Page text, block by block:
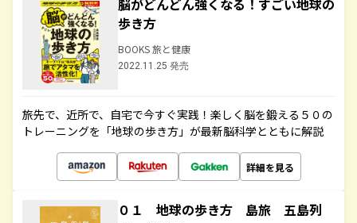
脳がどんどん強くなる！すごい地球の
歩き方
BOOKS 旅と健康
2022.11.25 発売
旅先で、近所で、自宅で今すぐ実践！楽しく脳を鍛える５０の
トレーニングを「地球の歩き方」が最新脳科学とともに解説
詳細を見る
０１ 地球の歩き方 島旅 五島列